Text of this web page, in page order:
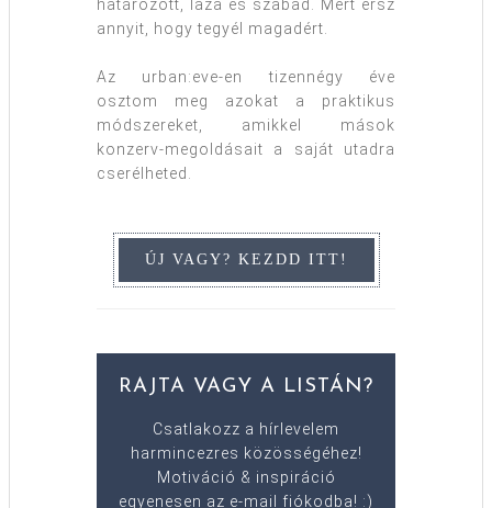
határozott, laza és szabad. Mert érsz
annyit, hogy tegyél magadért.
Az urban:eve-en tizennégy éve
osztom meg azokat a praktikus
módszereket, amikkel mások
konzerv-megoldásait a saját utadra
cserélheted.
RAJTA VAGY A LISTÁN?
Csatlakozz a hírlevelem
harmincezres közösségéhez!
Motiváció & inspiráció
egyenesen az e-mail fiókodba! :)